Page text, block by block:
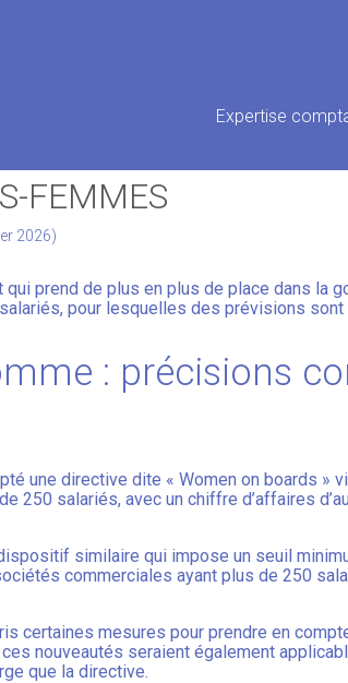
Expertise
FEMMES
2026)
prend de plus en plus de place dans la
pour lesquelles des prévisions
: précisions
une directive dite « Women on boards
salariés, avec un chiffre d’affaires
similaire qui impose un seuil
commerciales ayant plus de 250
certaines mesures pour prendre en
nouveautés seraient également
que la directive.